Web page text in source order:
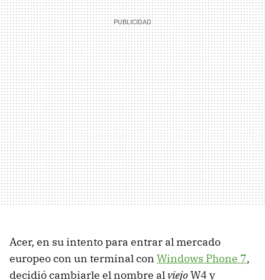
Acer, en su intento para entrar al mercado
europeo con un terminal con Windows Phone 7,
decidió cambiarle el nombre alviejoW4 y